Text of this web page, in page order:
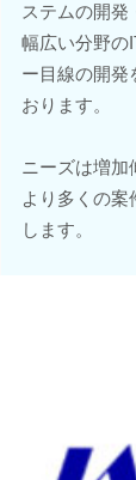
ステムの開発
幅広い分野の
ー目線の開発
おります。
ニーズは増加
より多くの
します。